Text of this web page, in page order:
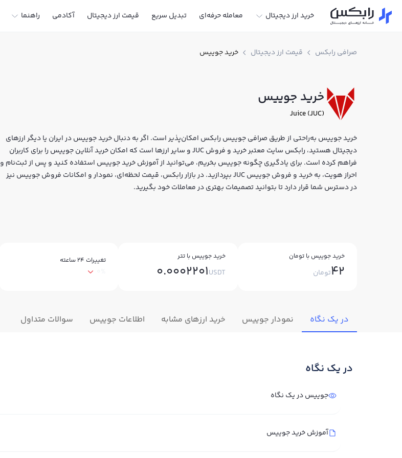
خرید ارز دیجیتال معامله حرفه‌ای تبدیل سریع قیمت ارز دیجیتال آکادمی راهنما
صرافی رابکس قیمت ارز دیجیتال خرید جوییس
خرید جوییس
Juice (JUC)
خرید جوییس به‌راحتی از طریق صرافی جوییس رابکس امکان‌پذیر است. اگر به دنبال خرید جوییس در ایران یا دیگر ارزهای
دیجیتال هستید، رابکس سایت معتبر خرید و فروش JUC و سایر ارزها است که امکان خرید آنلاین جوییس را برای کاربران
فراهم کرده است. برای یادگیری چگونه جوییس بخریم، می‌توانید از آموزش خرید جوییس استفاده کنید و پس از ثبت‌نام و
احراز هویت، به خرید و فروش جوییس JUC بپردازید. در بازار رابکس، قیمت لحظه‌ای، نمودار و امکانات فروش جوییس نیز
در دسترس شما قرار دارد تا بتوانید تصمیمات بهتری در معاملات خود بگیرید.
خرید جوییس با تومان
42تومان
خرید جوییس با تتر
0.0002201USDT
تغییرات ۲۴ ساعته
در یک نگاه نمودار جوییس خرید ارزهای مشابه اطلاعات جوییس سوالات متداول
در یک نگاه
جوییس در یک نگاه
آموزش خرید جوییس